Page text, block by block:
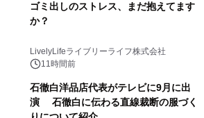
ゴミ出しのストレス、まだ抱えてます
か？
LivelyLifeライブリーライフ株式会社
11時間前
石徹白洋品店代表がテレビに9月に出
演 石徹白に伝わる直線裁断の服づく